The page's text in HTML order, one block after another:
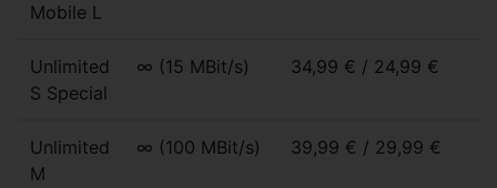
Mobile L
Unlimited
S Special
∞ (15 MBit/s) 34,99 € / 24,99 €
Unlimited
M
∞ (100 MBit/s) 39,99 € / 29,99 €